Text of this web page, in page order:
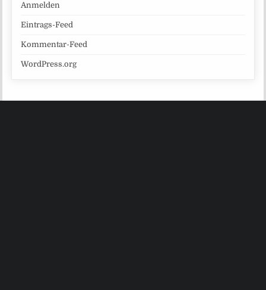
Anmelden
Eintrags-Feed
Kommentar-Feed
WordPress.org